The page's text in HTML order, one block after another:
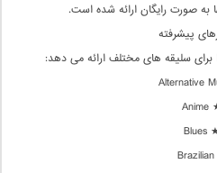
به صورت رایگان ارائه شده است.
پیشرفته
برای سلیقه های مختلف ارائه می دهد:
★
★
★